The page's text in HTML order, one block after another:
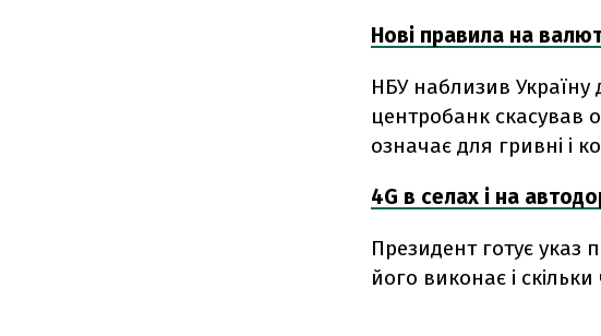
Нові правила на
НБУ наблизив Україну
центробанк скасував
означає для гривні і
4G в селах і на
Президент готує указ
його виконає і